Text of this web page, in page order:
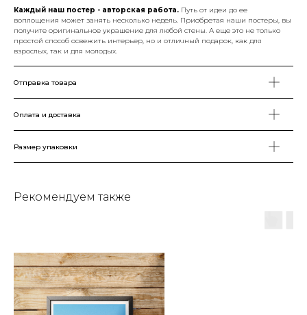
Каждый наш постер - авторская работа. Путь от идеи до ее
воплощения может занять несколько недель. Приобретая наши постеры, вы
получите оригинальное украшение для любой стены. А еще это не только
простой способ освежить интерьер, но и отличный подарок, как для
взрослых, так и для молодых.
Отправка товара
Оплата и доставка
Размер упаковки
Рекомендуем также